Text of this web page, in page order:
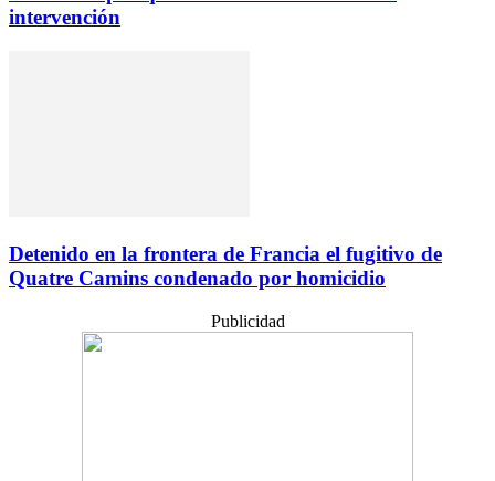
intervención
Detenido en la frontera de Francia el fugitivo de
Quatre Camins condenado por homicidio
Publicidad